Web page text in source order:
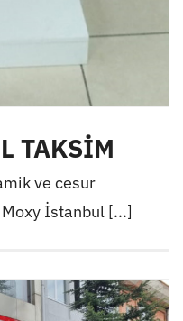
TAKSİM
ve cesur
Moxy İstanbul [...]